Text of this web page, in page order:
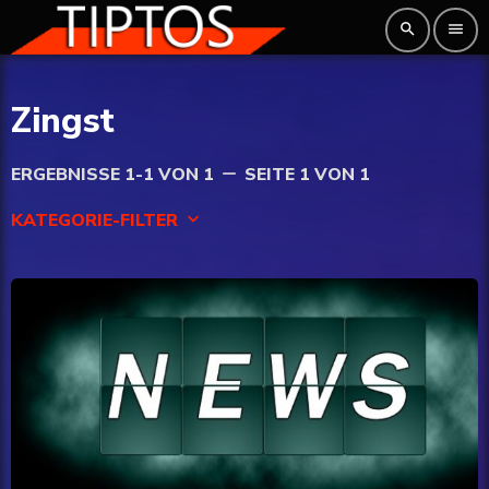
search menu
Zingst
ERGEBNISSE 1-1 VON 1 remove SEITE 1 VON 1
KATEGORIE-FILTER keyboard_arrow_down
Gesundheit
Internet
Lifestyle